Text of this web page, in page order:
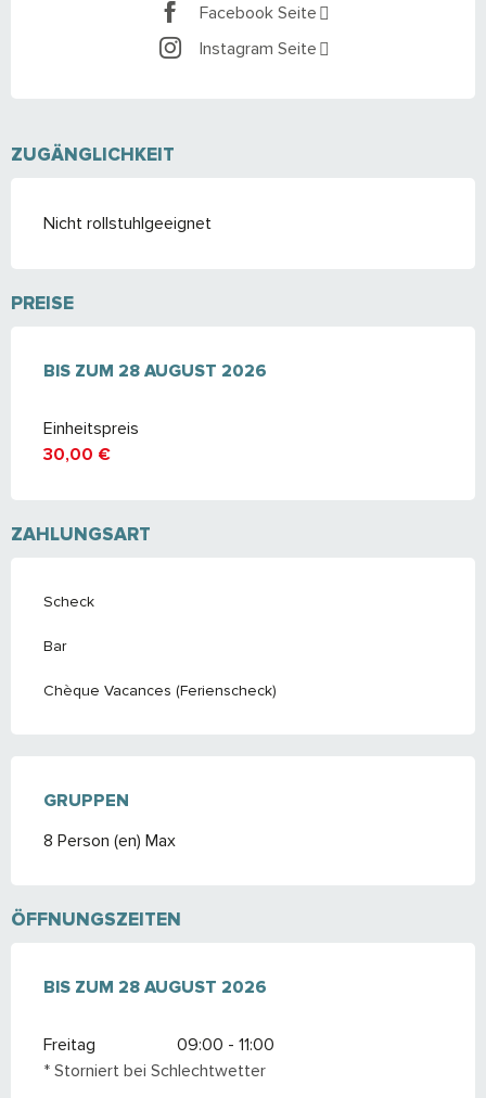
Facebook Seite
Instagram Seite
ZUGÄNGLICHKEIT
Nicht rollstuhlgeeignet
PREISE
AB10 JULI 2026BIS ZUM28 AUGUST 2026
BIS ZUM 28 AUGUST 2026
Einheitspreis
30,00 €
ZAHLUNGSART
Scheck
Bar
Chèque Vacances (Ferienscheck)
GRUPPEN
GRUPPEN
8 Person (en) Max
ÖFFNUNGSZEITEN
VOM10 JULI 2026BIS ZUM
BIS ZUM 28 AUGUST 2026
Freitag
09:00 - 11:00
* Storniert bei Schlechtwetter